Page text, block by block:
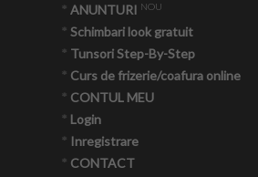
* ANUNTURI NOU
* Schimbari look gratuit
* Tunsori Step-By-Step
* Curs de frizerie/coafura online
* CONTUL MEU
* Login
* Inregistrare
* CONTACT